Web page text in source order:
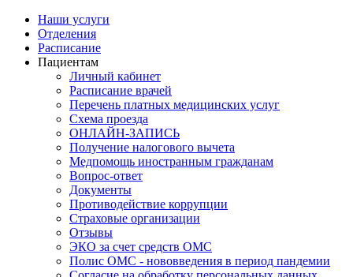
Наши услуги
Отделения
Расписание
Пациентам
Личный кабинет
Расписание врачей
Перечень платных медицинских услуг
Схема проезда
ОНЛАЙН-ЗАПИСЬ
Получение налогового вычета
Медпомощь иностранным гражданам
Вопрос-ответ
Документы
Противодействие коррупции
Страховые организации
Отзывы
ЭКО за счет средств ОМС
Полис ОМС - нововведения в период пандемии